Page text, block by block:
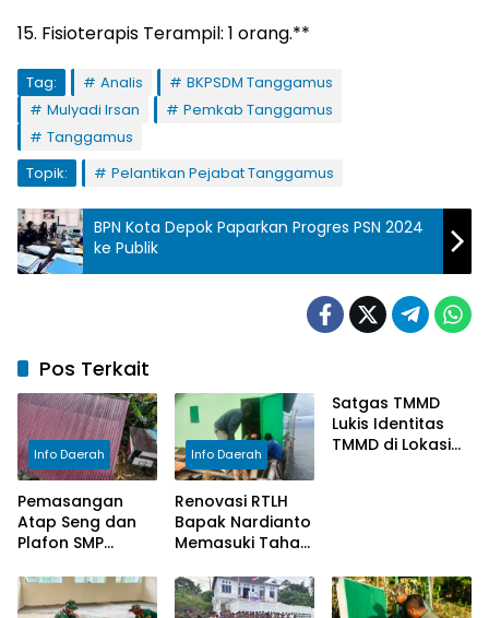
15. Fisioterapis Terampil: 1 orang.**
Tag: Analis
BKPSDM Tanggamus
Mulyadi Irsan
Pemkab Tanggamus
Tanggamus
Topik:
Pelantikan Pejabat Tanggamus
BPN Kota Depok Paparkan Progres PSN 2024
ke Publik
Pos Terkait
Info Daerah
Pemasangan
Atap Seng dan
Plafon SMP
Selatan
Rampung
Info Daerah
Renovasi RTLH
Bapak Nardianto
Memasuki Tahap
Lantai Teras
Rumah
Satgas TMMD
Lukis Identitas
TMMD di Lokasi